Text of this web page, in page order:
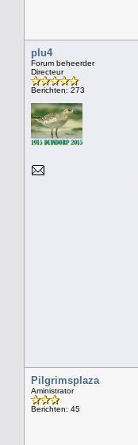
plu4
Forum beheerder
Directeur
Berichten: 273
Pilgrimsplaza
Aministrator
Berichten: 45